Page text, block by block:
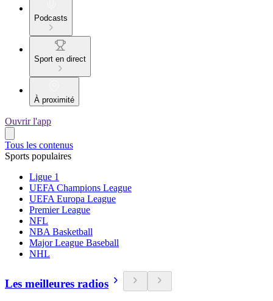
Podcasts
Sport en direct
À proximité
Ouvrir l'app
Tous les contenus
Sports populaires
Ligue 1
UEFA Champions League
UEFA Europa League
Premier League
NFL
NBA Basketball
Major League Baseball
NHL
Les meilleures radios